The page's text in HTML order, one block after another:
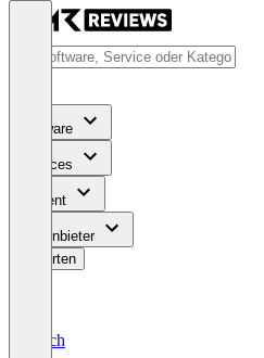
Software
Services
Content
Für Anbieter
Bewerten
Deutsch